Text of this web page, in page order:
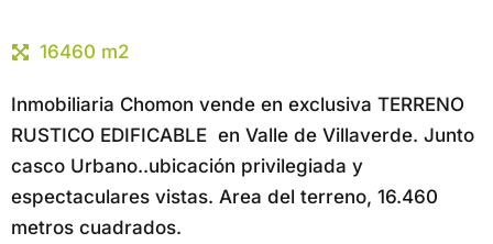
16460 m2
Inmobiliaria Chomon vende en exclusiva TERRENO
RUSTICO EDIFICABLE en Valle de Villaverde. Junto
casco Urbano..ubicación privilegiada y
espectaculares vistas. Area del terreno, 16.460
metros cuadrados.